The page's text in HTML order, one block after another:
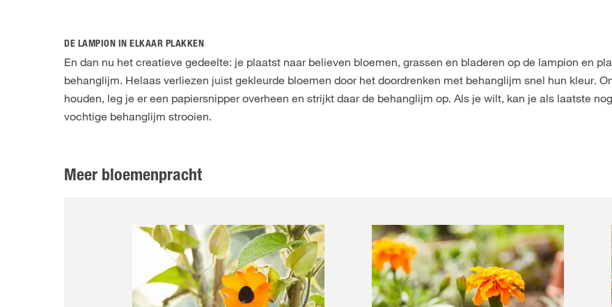
DE LAMPION IN ELKAAR PLAKKEN
En dan nu het creatieve gedeelte: je plaatst naar believen bloemen, grassen en bladeren op de lampion en
behanglijm. Helaas verliezen juist gekleurde bloemen door het doordrenken met behanglijm snel hun kleur.
houden, leg je er een papiersnipper overheen en strijkt daar de behanglijm op. Als je wilt, kan je als laatste
vochtige behanglijm strooien.
Meer bloemenpracht